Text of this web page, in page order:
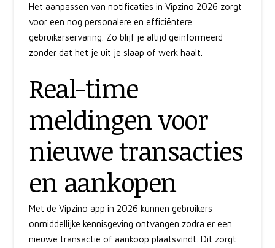
Het aanpassen van notificaties in Vipzino 2026 zorgt
voor een nog personalere en efficiëntere
gebruikerservaring. Zo blijf je altijd geïnformeerd
zonder dat het je uit je slaap of werk haalt.
Real-time
meldingen voor
nieuwe transacties
en aankopen
Met de Vipzino app in 2026 kunnen gebruikers
onmiddellijke kennisgeving ontvangen zodra er een
nieuwe transactie of aankoop plaatsvindt. Dit zorgt